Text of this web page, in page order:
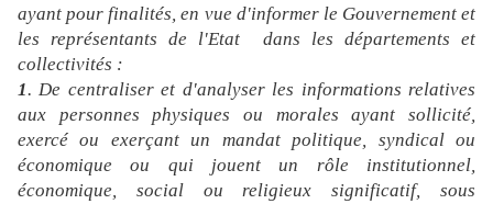
ayant pour finalités, en vue d'informer le Gouvernement et
les représentants de l'Etat
dans les départements et
collectivités :
1. De centraliser et d'analyser les informations relatives
aux personnes physiques ou morales ayant sollicité,
exercé ou exerçant un mandat politique, syndical ou
économique ou qui jouent un rôle institutionnel,
économique, social ou religieux significatif, sous